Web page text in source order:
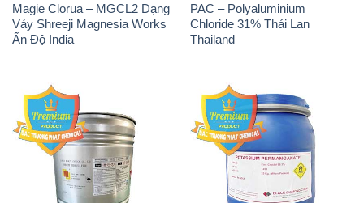
Magie Clorua – MGCL2 Dạng
Vảy Shreeji Magnesia Works
Ấn Độ India
PAC – Polyaluminium
Chloride 31% Thái Lan
Thailand